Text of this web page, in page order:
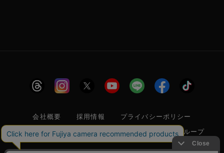
会社概要 採用情報
プライバシーポリシー
特定商取引に関する法律に基づく表示
フジヤグループ